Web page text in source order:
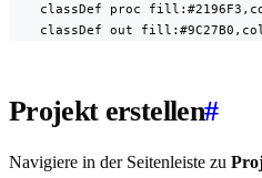
classDef proc
classDef out
Projekt erstellen#
Navigiere in der Seitenleiste zu